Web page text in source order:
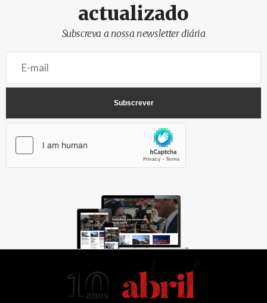
actualizado
Subscreva a nossa newsletter diária